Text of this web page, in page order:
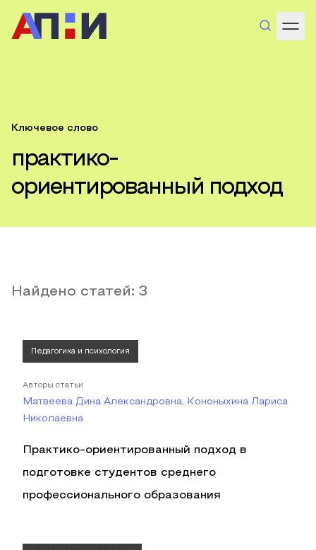
Ключевое слово
практико-
ориентированный подход
Найдено статей: 3
Педагогика и психология
Авторы статьи
Матвеева Дина Александровна, Кононыхина Лариса
Николаевна
Практико-ориентированный подход в
подготовке студентов среднего
профессионального образования